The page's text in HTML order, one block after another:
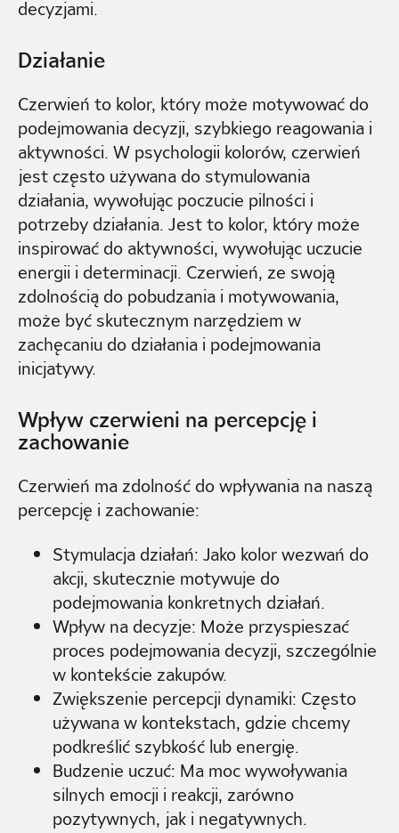
decyzjami.
Działanie
Czerwień to kolor, który może motywować do
podejmowania decyzji, szybkiego reagowania i
aktywności. W psychologii kolorów, czerwień
jest często używana do stymulowania
działania, wywołując poczucie pilności i
potrzeby działania. Jest to kolor, który może
inspirować do aktywności, wywołując uczucie
energii i determinacji. Czerwień, ze swoją
zdolnością do pobudzania i motywowania,
może być skutecznym narzędziem w
zachęcaniu do działania i podejmowania
inicjatywy.
Wpływ czerwieni na percepcję i
zachowanie
Czerwień ma zdolność do wpływania na naszą
percepcję i zachowanie:
Stymulacja działań: Jako kolor wezwań do
akcji, skutecznie motywuje do
podejmowania konkretnych działań.
Wpływ na decyzje: Może przyspieszać
proces podejmowania decyzji, szczególnie
w kontekście zakupów.
Zwiększenie percepcji dynamiki: Często
używana w kontekstach, gdzie chcemy
podkreślić szybkość lub energię.
Budzenie uczuć: Ma moc wywoływania
silnych emocji i reakcji, zarówno
pozytywnych, jak i negatywnych.